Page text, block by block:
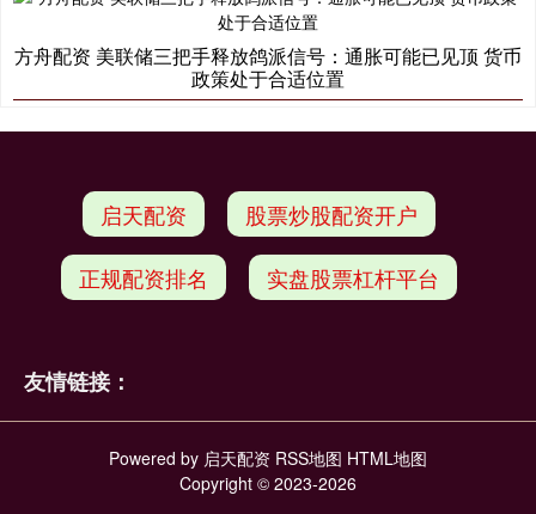
方舟配资 美联储三把手释放鸽派信号：通胀可能已见顶 货币
政策处于合适位置
启天配资 股票炒股配资开户
正规配资排名 实盘股票杠杆平台
友情链接：
Powered by 启天配资 RSS地图 HTML地图
Copyright © 2023-2026